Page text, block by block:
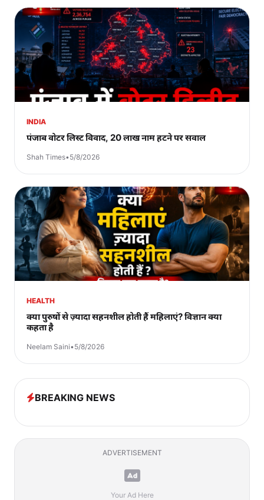
INDIA
पंजाब वोटर लिस्ट विवाद, 20 लाख नाम हटने पर सवाल
Shah Times•5/8/2026
HEALTH
क्या पुरुषों से ज़्यादा सहनशील होती हैं महिलाएं? विज्ञान क्या
कहता है
Neelam Saini•5/8/2026
BREAKING NEWS
ADVERTISEMENT
Your Ad Here